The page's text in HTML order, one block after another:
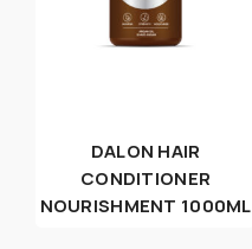
DALON HAIR
CONDITIONER
NOURISHMENT 1000ML